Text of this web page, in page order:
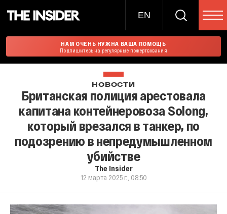
EN
НАМ ОЧЕНЬ НУЖНА ВАША ПОМОЩЬ
Подпишитесь на регулярные пожертвования
НОВОСТИ
Британская полиция арестовала
капитана контейнеровоза Solong,
который врезался в танкер, по
подозрению в непредумышленном
убийстве
The Insider
12 марта 2025 г., 08:50